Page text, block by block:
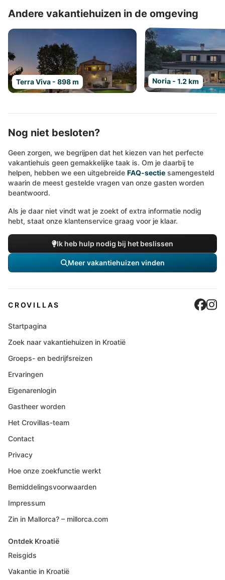
Andere vakantiehuizen in de omgeving
Terra Viva - 898 m Noria - 1.2 km
Nog niet besloten?
Geen zorgen, we begrijpen dat het kiezen van het perfecte
vakantiehuis geen gemakkelijke taak is. Om je daarbij te
helpen, hebben we een uitgebreide FAQ-sectie samengesteld
waarin de meest gestelde vragen van onze gasten worden
beantwoord.
Als je daar niet vindt wat je zoekt of extra informatie nodig
hebt, staat onze klantenservice graag voor je klaar.
Ik heb hulp nodig bij het beslissen
Meer vakantiehuizen vinden
CROVILLAS
Startpagina
Zoek naar vakantiehuizen in Kroatië
Groeps- en bedrijfsreizen
Ervaringen
Eigenarenlogin
Gastheer worden
Het Crovillas-team
Contact
Privacy
Hoe onze zoekfunctie werkt
Bemiddelingsvoorwaarden
Impressum
Zin in Mallorca? – millorca.com
Ontdek Kroatië
Reisgids
Vakantie in Kroatië